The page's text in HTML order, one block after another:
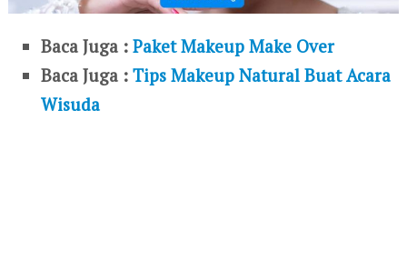
Baca Juga :Paket Makeup Make Over
Baca Juga :Tips Makeup Natural Buat Acara
Wisuda